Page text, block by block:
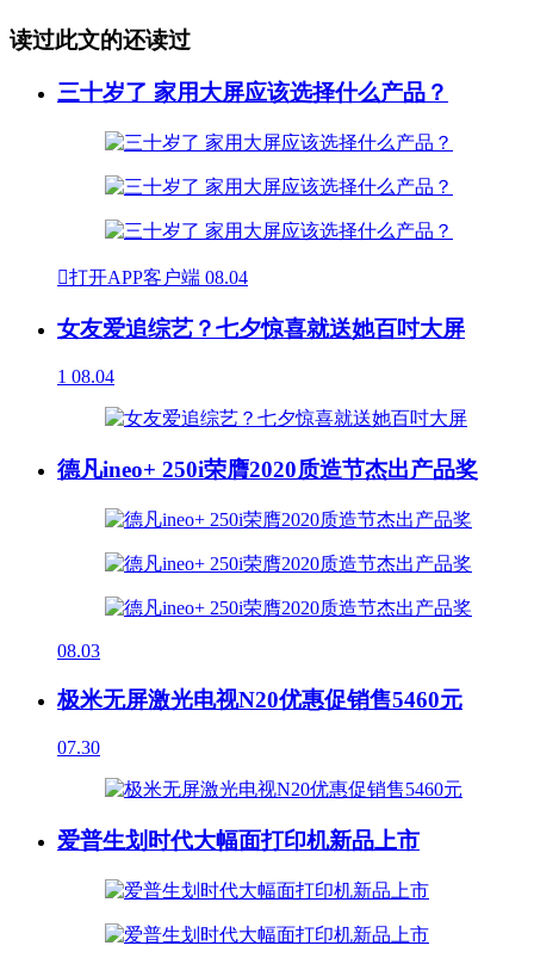
读过此文的还读过
三十岁了 家用大屏应该选择什么产品？
打开APP客户端 08.04
女友爱追综艺？七夕惊喜就送她百吋大屏
1 08.04
德凡ineo+ 250i荣膺2020质造节杰出产品奖
08.03
极米无屏激光电视N20优惠促销售5460元
07.30
爱普生划时代大幅面打印机新品上市